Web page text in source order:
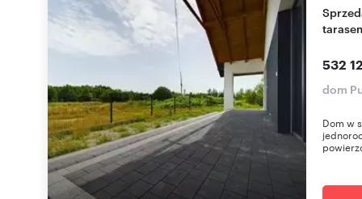
Sprzedam dom deweloperski z dużym ogrodem i
532
dom
Dom w